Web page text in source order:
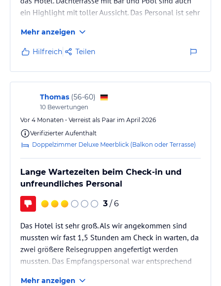
Hinweis: Allgemeine und unverbindliche
ohne Gewähr und ohne Prüfung durch HolidayCheck. Bitte
jeweiligen Veranstalters.
ein Highlight mit toller Aussicht. Das Personal ist sehr
nur beachtet das in Andalusien anders als auf
Mallorca kaum deutsch gesprochen wird. Neben
Spanisch fast nur englisch.
Mehr anzeigen
Hilfreich Teilen
Thomas (56-60)
10 Bewertungen
Vor 4 Monaten • Verreist als Paar im April 2026
Verifizierter Aufenthalt
Doppelzimmer Deluxe Meerblick (Balkon oder Terrasse)
Lange Wartezeiten beim Check-in und
unfreundliches Personal
3 / 6
Das Hotel ist sehr groß. Als wir angekommen sind
mussten wir fast 1,5 Stunden am Check in warten, da
zwei größere Reisegruppen angefertigt werden
mussten. Das Empfangspersonal war entsprechend
Mehr anzeigen